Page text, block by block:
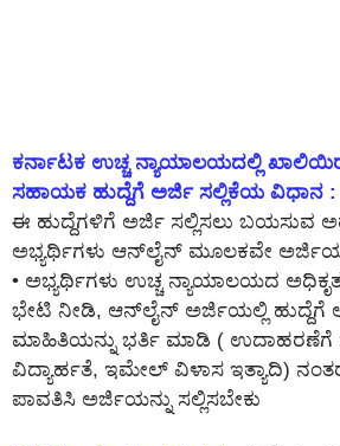
ಕರ್ನಾಟಕ ಉಚ್ಚ ನ್ಯಾಯಾಲಯದಲ್ಲಿ
ಸಹಾಯಕ ಹುದ್ದೆಗೆ ಅರ್ಜಿ ಸಲ್ಲಿಕೆಯ ವಿಧಾನ :
ಈ ಹುದ್ದೆಗಳಿಗೆ ಅರ್ಜಿ ಸಲ್ಲಿಸಲು ಬಯಸುವ
ಅಭ್ಯರ್ಥಿಗಳು ಆನ್‌ಲೈನ್‌ ಮೂಲಕವೇ
• ಅಭ್ಯರ್ಥಿಗಳು ಉಚ್ಚ ನ್ಯಾಯಾಲಯದ
ಭೇಟಿ ನೀಡಿ, ಆನ್‌ಲೈನ್‌ ಅರ್ಜಿಯಲ್ಲಿ ಹುದ್ದೆಗೆ
ಮಾಹಿತಿಯನ್ನು ಭರ್ತಿ ಮಾಡಿ ( ಉದಾಹರಣೆಗೆ
ವಿದ್ಯಾರ್ಹತೆ, ಇಮೇಲ್ ವಿಳಾಸ ಇತ್ಯಾದಿ)
ಪಾವತಿಸಿ ಅರ್ಜಿಯನ್ನು ಸಲ್ಲಿಸಬೇಕು